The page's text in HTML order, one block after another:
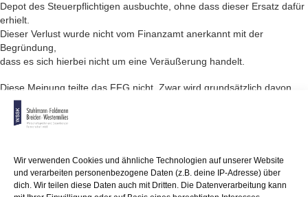
Wir verwenden Cookies und ähnliche Technologien auf unserer Website
und verarbeiten personenbezogene Daten (z.B. deine IP-Adresse) über
dich. Wir teilen diese Daten auch mit Dritten. Die Datenverarbeitung kann
Depot des Steuerpflichtigen ausbuchte, ohne dass dieser Ersatz dafür
erhielt.
Dieser Verlust wurde nicht vom Finanzamt anerkannt mit der
Begründung,
dass es sich hierbei nicht um eine Veräußerung handelt.
Diese Meinung teilte das FFG nicht. Zwar wird grundsätzlich davon
ausgegangen,
dass bei einer Veräußerung ein Rechtsträgerwechsel vorliegen
muss, jedoch kann als Veräußerung z. B. auch die Einlösung,
werden.
Außerdem lehnt sich das FG an einen Fall an, den der
Bundesfinanzhof (BFH)